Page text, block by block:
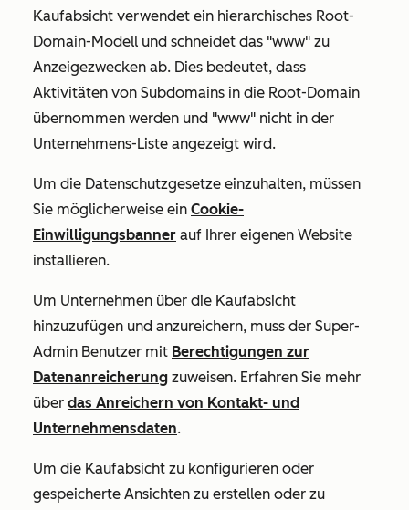
Kaufabsicht verwendet ein hierarchisches Root-
Domain-Modell und schneidet das "www" zu
Anzeigezwecken ab. Dies bedeutet, dass
Aktivitäten von Subdomains in die Root-Domain
übernommen werden und "www" nicht in der
Unternehmens-Liste angezeigt wird.
Um die Datenschutzgesetze einzuhalten, müssen
Sie möglicherweise ein Cookie-
Einwilligungsbanner auf Ihrer eigenen Website
installieren.
Um Unternehmen über die Kaufabsicht
hinzuzufügen und anzureichern, muss der Super-
Admin Benutzer mit Berechtigungen zur
Datenanreicherung zuweisen. Erfahren Sie mehr
über das Anreichern von Kontakt- und
Unternehmensdaten.
Um die Kaufabsicht zu konfigurieren oder
gespeicherte Ansichten zu erstellen oder zu